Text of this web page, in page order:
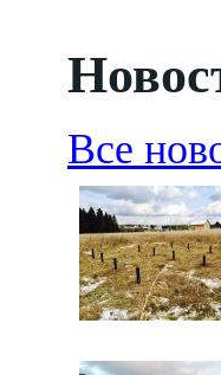
Все